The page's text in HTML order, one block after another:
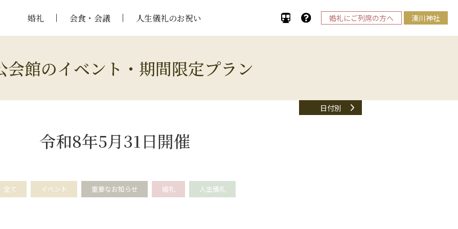
婚礼 会食・会議 人生儀礼のお祝い 婚礼にご列席の方へ 湊川神社
会館のイベント・期間限定プラン
日付別
令和8年5月31日開催
全て イベント 重要なお知らせ 婚礼 人生儀礼